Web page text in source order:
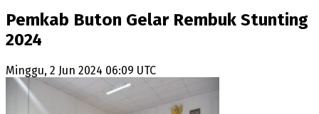
Pemkab Buton Gelar Rembuk Stunting
2024
Minggu, 2 Jun 2024 06:09 UTC